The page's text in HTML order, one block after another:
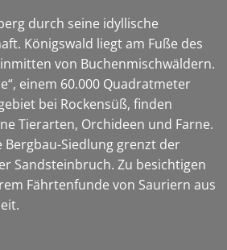
durch seine idyllische
Königswald liegt am Fuße des
von Buchenmischwäldern.
einem 60.000 Quadratmeter
bei Rockensüß, finden
Tierarten, Orchideen und Farne.
Bergbau-Siedlung grenzt der
Sandsteinbruch. Zu besichtigen
Fährtenfunde von Sauriern aus